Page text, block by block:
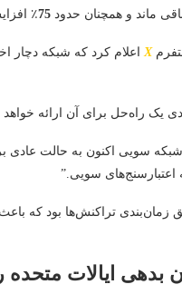
ماند و همچنان حدود75٪
X اعلام کرد که شبکه دچار
یک راه‌حل برای آن ارائه
سویی اکنون به حالت عادی
سویی.”
زمان‌بندی تراکنش‌ها بود که
ایالات متحده